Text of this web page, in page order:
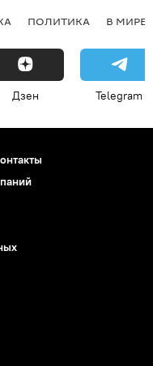
ПОЛИТИКА В МИРЕ
Дзен Telegram